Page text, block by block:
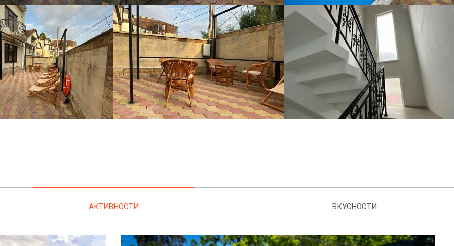
АКТИВНОСТИ ВКУСНОСТИ